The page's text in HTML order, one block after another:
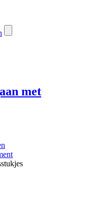
met